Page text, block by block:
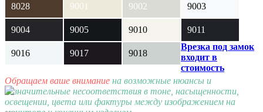
8028 9001 9002 9003
9004 9005 9010 9011
9016 9017 9018
Обращаем ваше внимание на возможные нюансы и
незначительные несоответствия в тоне, насыщенности,
освещении, цвета или фактуры между изображением на
Врезка под замок
входит в
стоимость